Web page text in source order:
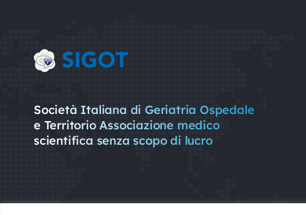
Società Italiana di Geriatria Ospedale
e Territorio Associazione medico
scientifica senza scopo di lucro